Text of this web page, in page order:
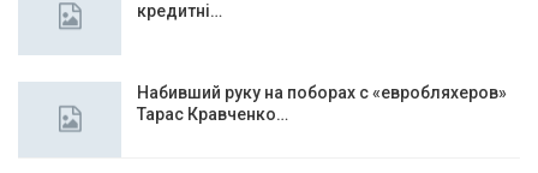
кредитні…
Набивший руку на поборах с «евробляхеров»
Тарас Кравченко…